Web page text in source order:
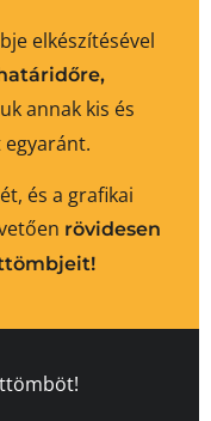
elkészítésével
annak kis és
és a grafikai
rövidesen